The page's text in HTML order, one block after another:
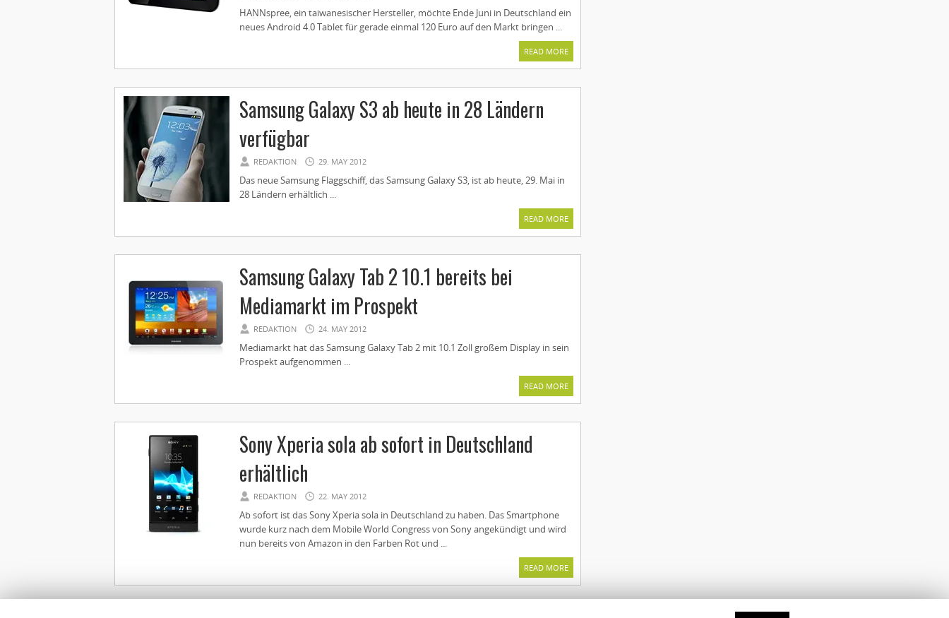
HANNspree, ein taiwanesischer Hersteller, möchte Ende Juni in Deutschland ein
neues Android 4.0 Tablet für gerade einmal 120 Euro auf den Markt bringen ...
READ MORE
Samsung Galaxy S3 ab heute in 28 Ländern
verfügbar
REDAKTION 29. MAY 2012
Das neue Samsung Flaggschiff, das Samsung Galaxy S3, ist ab heute, 29. Mai in
28 Ländern erhältlich ...
READ MORE
Samsung Galaxy Tab 2 10.1 bereits bei
Mediamarkt im Prospekt
REDAKTION 24. MAY 2012
Mediamarkt hat das Samsung Galaxy Tab 2 mit 10.1 Zoll großem Display in sein
Prospekt aufgenommen ...
READ MORE
Sony Xperia sola ab sofort in Deutschland
erhältlich
REDAKTION 22. MAY 2012
Ab sofort ist das Sony Xperia sola in Deutschland zu haben. Das Smartphone
wurde kurz nach dem Mobile World Congress von Sony angekündigt und wird
nun bereits von Amazon in den Farben Rot und ...
READ MORE